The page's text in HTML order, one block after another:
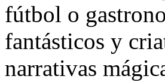
fútbol o
fantásticos y
narrativas